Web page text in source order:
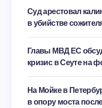
Суд арестовал
в убийстве
Главы МВД ЕС
кризис в Сеуте на
На Мойке в
в опору моста